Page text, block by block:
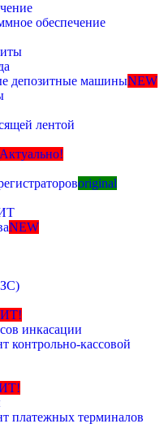
обеспечение
депозитные машиныNEW
лентой
Актуально!
original
NEW
инкасации
контрольно-кассовой
платежных терминалов